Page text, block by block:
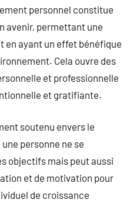
personnel constitue
avenir, permettant une
en ayant un effet bénéfique
Cela ouvre des
et professionnelle
et gratifiante.
soutenu envers le
personne ne se
objectifs mais peut aussi
et de motivation pour
de croissance